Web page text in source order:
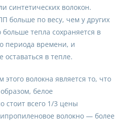
синтетических волокон.
больше по весу, чем у других
тепла сохраняется в
периода времени, и
оставаться в тепле.
волокна является то, что
белое
стоит всего 1/3 цены
волокно — более